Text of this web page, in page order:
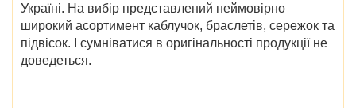
Україні. На вибір представлений неймовірно
широкий асортимент каблучок, браслетів, сережок та
підвісок. І сумніватися в оригінальності продукції не
доведеться.